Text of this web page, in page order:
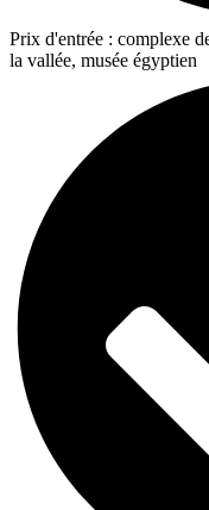
Prix d'entrée : complexe
la vallée, musée égyptien